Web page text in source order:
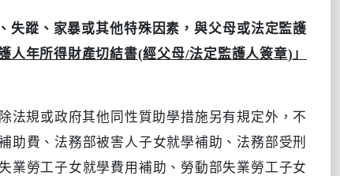
失蹤、家暴或其他特殊因素，與父母或法定監護
人年所得財產切結書(經父母/法定監護人簽章) 」
法規或政府其他同性質助學措施另有規定外，不
助費、法務部被害人子女就學補助、法務部受刑
業勞工子女就學費用補助、勞動部失業勞工子女